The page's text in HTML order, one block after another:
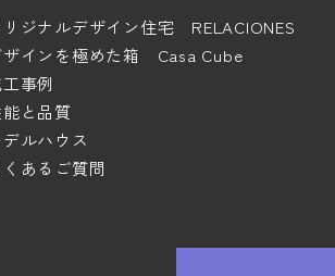
リジナルデザイン住宅 RELACIONES
ザインを極めた箱 Casa Cube
事例
と品質
ルハウス
くあるご質問